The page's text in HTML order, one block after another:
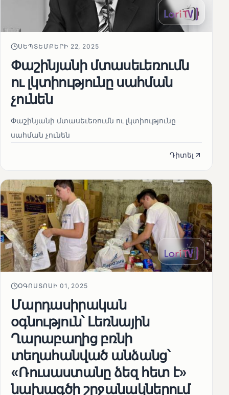
ՍԵՊՏԵՄԲԵՐԻ 22, 2025
Փաշինյանի մտասեւեռումն
ու լկտիությունը սահման
չունեն
Փաշինյանի մտասեւեռումն ու լկտիությունը
սահման չունեն
Դիտել
ՕԳՈՍՏՈՍԻ 01, 2025
Մարդասիրական
օգնություն՝ Լեռնային
Ղարաբաղից բռնի
տեղահանված անձանց՝
«Ռուսաստանը ձեզ հետ է»
նախագծի շրջանակներում